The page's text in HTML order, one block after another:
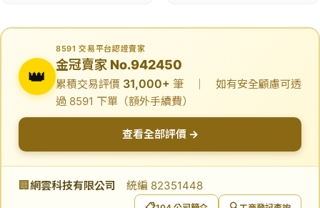
👑
8591 交易平台認證賣家
金冠賣家 No.942450
累積交易評價 31,000+ 筆 ｜ 如有安全顧慮可透
過 8591 下單（額外手續費）
查看全部評價 →
🏢 網雲科技有限公司 統編 82351448